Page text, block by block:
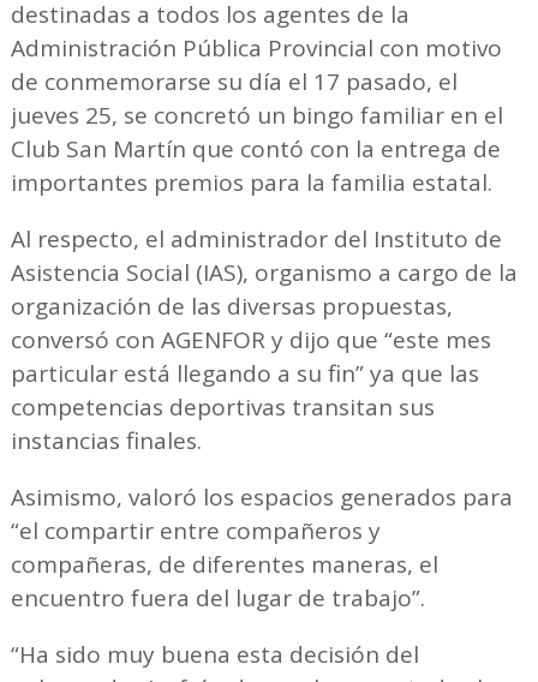
destinadas a todos los agentes de la
Administración Pública Provincial con motivo
de conmemorarse su día el 17 pasado, el
jueves 25, se concretó un bingo familiar en el
Club San Martín que contó con la entrega de
importantes premios para la familia estatal.
Al respecto, el administrador del Instituto de
Asistencia Social (IAS), organismo a cargo de la
organización de las diversas propuestas,
conversó con AGENFOR y dijo que “este mes
particular está llegando a su fin” ya que las
competencias deportivas transitan sus
instancias finales.
Asimismo, valoró los espacios generados para
“el compartir entre compañeros y
compañeras, de diferentes maneras, el
encuentro fuera del lugar de trabajo”.
“Ha sido muy buena esta decisión del